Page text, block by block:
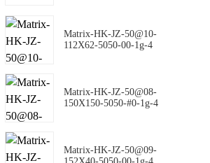
Matrix-HK-JZ-50@10-
112X62-5050-00-1g-4
Matrix-HK-JZ-50@08-
150X150-5050-#0-1g-4
Matrix-HK-JZ-50@09-